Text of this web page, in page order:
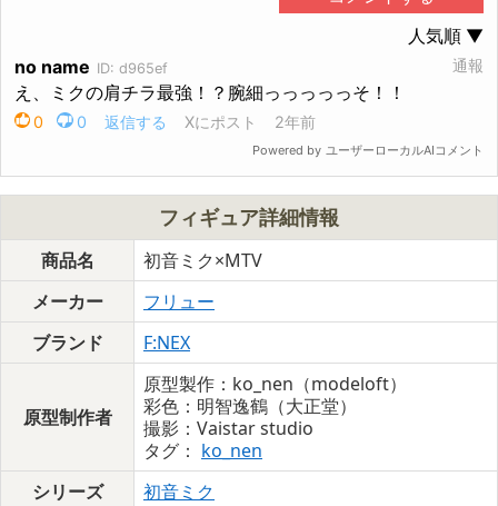
フィギュア詳細情報
商品名
初音ミク×MTV
メーカー
フリュー
ブランド
F:NEX
原型制作者
原型製作：ko_nen（modeloft）
彩色：明智逸鶴（大正堂）
撮影：Vaistar studio
タグ： ko_nen
シリーズ
初音ミク